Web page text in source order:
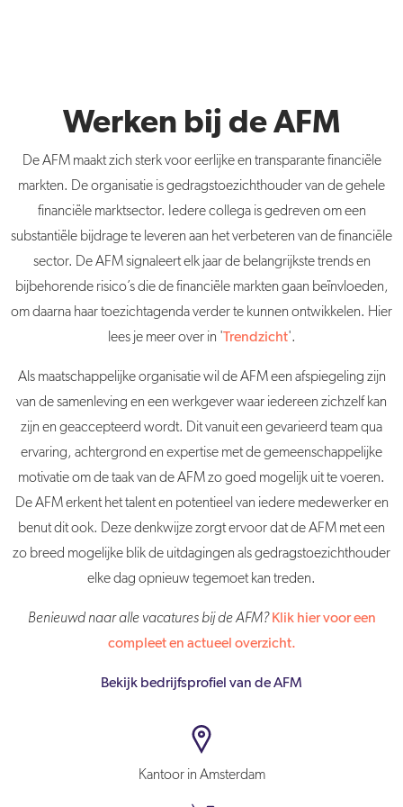
Werken bij de AFM
De AFM maakt zich sterk voor eerlijke en transparante financiële
markten. De organisatie is gedragstoezichthouder van de gehele
financiële marktsector. Iedere collega is gedreven om een
substantiële bijdrage te leveren aan het verbeteren van de financiële
sector. De AFM signaleert elk jaar de belangrijkste trends en
bijbehorende risico’s die de financiële markten gaan beïnvloeden,
om daarna haar toezichtagenda verder te kunnen ontwikkelen. Hier
lees je meer over in 'Trendzicht'.
Als maatschappelijke organisatie wil de AFM een afspiegeling zijn
van de samenleving en een werkgever waar iedereen zichzelf kan
zijn en geaccepteerd wordt. Dit vanuit een gevarieerd team qua
ervaring, achtergrond en expertise met de gemeenschappelijke
motivatie om de taak van de AFM zo goed mogelijk uit te voeren.
De AFM erkent het talent en potentieel van iedere medewerker en
benut dit ook. Deze denkwijze zorgt ervoor dat de AFM met een
zo breed mogelijke blik de uitdagingen als gedragstoezichthouder
elke dag opnieuw tegemoet kan treden.
Benieuwd naar alle vacatures bij de AFM? Klik hier voor een
compleet en actueel overzicht.
Bekijk bedrijfsprofiel van de AFM
Kantoor in Amsterdam